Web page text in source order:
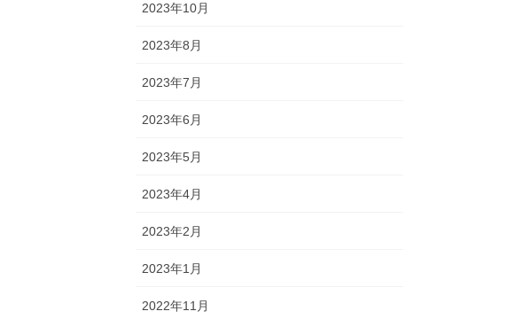
2023年10月
2023年8月
2023年7月
2023年6月
2023年5月
2023年4月
2023年2月
2023年1月
2022年11月